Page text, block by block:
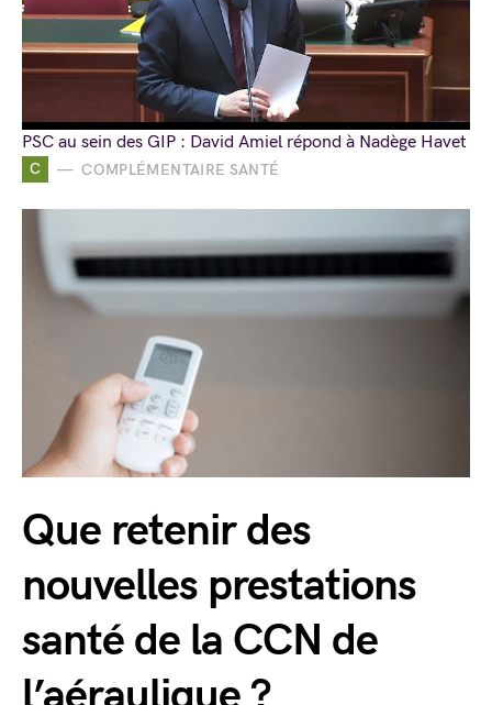
C COMPLÉMENTAIRE SANTÉ
Que retenir des
nouvelles prestations
santé de la CCN de
PSC au sein des GIP : David Amiel répond à Nadège Havet